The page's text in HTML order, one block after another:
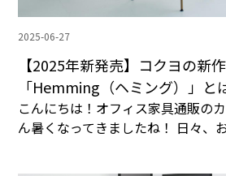
2025-06-27
【2025年新発売】コクヨの新
「Hemming（ヘミング）」と
こんにちは！オフィス家具通販の
ん暑くなってきましたね！ 日々、